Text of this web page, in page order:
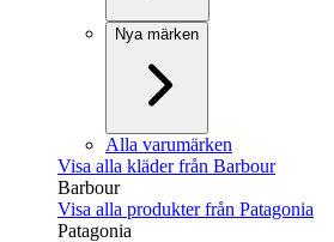
Nya märken
Alla varumärken
Visa alla kläder från Barbour
Barbour
Visa alla produkter från Patagonia
Patagonia